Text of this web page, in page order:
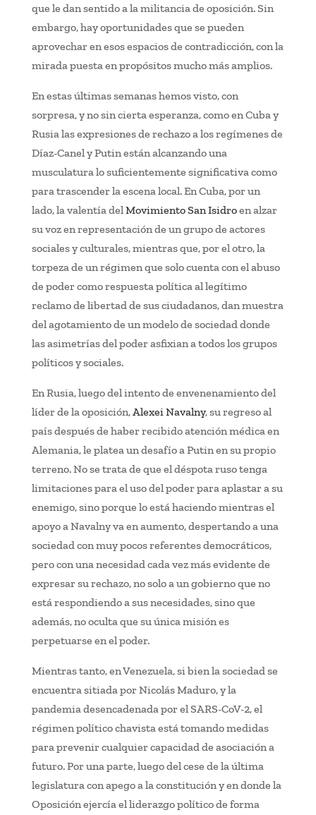
que le dan sentido a la militancia de oposición. Sin
embargo, hay oportunidades que se pueden
aprovechar en esos espacios de contradicción, con la
mirada puesta en propósitos mucho más amplios.
En estas últimas semanas hemos visto, con
sorpresa, y no sin cierta esperanza, como en Cuba y
Rusia las expresiones de rechazo a los regímenes de
Díaz-Canel y Putin están alcanzando una
musculatura lo suficientemente significativa como
para trascender la escena local. En Cuba, por un
lado, la valentía delMovimiento San Isidroen alzar
su voz en representación de un grupo de actores
sociales y culturales, mientras que, por el otro, la
torpeza de un régimen que solo cuenta con el abuso
de poder como respuesta política al legítimo
reclamo de libertad de sus ciudadanos, dan muestra
del agotamiento de un modelo de sociedad donde
las asimetrías del poder asfixian a todos los grupos
políticos y sociales.
En Rusia, luego del intento de envenenamiento del
líder de la oposición,Alexei Navalny, su regreso al
país después de haber recibido atención médica en
Alemania, le platea un desafío a Putin en su propio
terreno. No se trata de que el déspota ruso tenga
limitaciones para el uso del poder para aplastar a su
enemigo, sino porque lo está haciendo mientras el
apoyo a Navalny va en aumento, despertando a una
sociedad con muy pocos referentes democráticos,
pero con una necesidad cada vez más evidente de
expresar su rechazo, no solo a un gobierno que no
está respondiendo a sus necesidades, sino que
además, no oculta que su única misión es
perpetuarse en el poder.
Mientras tanto, en Venezuela, si bien la sociedad se
encuentra sitiada por Nicolás Maduro, y la
pandemia desencadenada por el SARS-CoV-2, el
régimen político chavista está tomando medidas
para prevenir cualquier capacidad de asociación a
futuro. Por una parte, luego del cese de la última
legislatura con apego a la constitución y en donde la
Oposición ejercía el liderazgo político de forma